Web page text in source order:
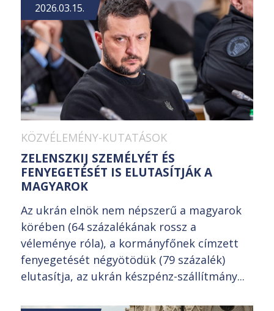
2026.03.15.
KÖZVÉLEMÉNY-KUTATÁSOK
ZELENSZKIJ SZEMÉLYÉT ÉS
FENYEGETÉSÉT IS ELUTASÍTJÁK A
MAGYAROK
Az ukrán elnök nem népszerű a magyarok
körében (64 százalékának rossz a
véleménye róla), a kormányfőnek címzett
fenyegetését négyötödük (79 százalék)
elutasítja, az ukrán készpénz-szállítmány...